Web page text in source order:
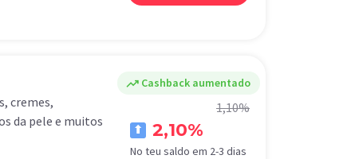
cremes,
da pele e muitos
trending_up Cashback aumentado
1,10%
2,10%
No teu saldo em 2-3 dias